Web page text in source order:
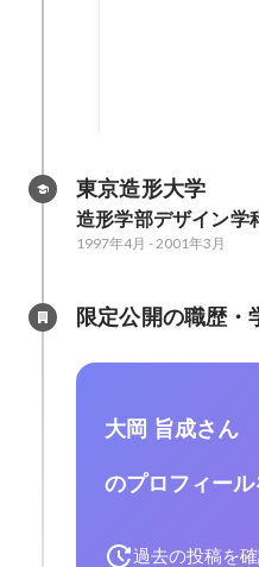
東京造形大学
造形学部デザイン学
1997年4月 -2001年3月
限定公開の職歴・
大岡 旨成さん
のプロフィー
過去の投稿を